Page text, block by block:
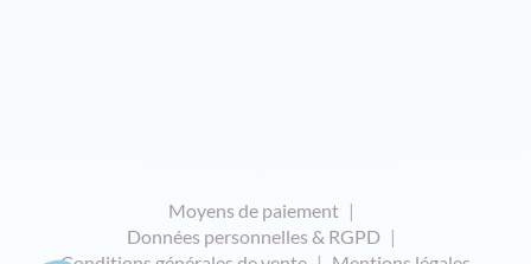
Moyens de paiement
Données personnelles & RGPD